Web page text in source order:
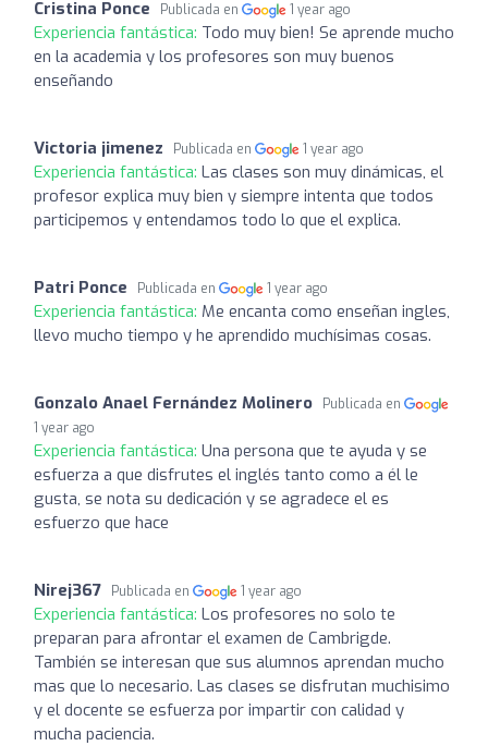
Cristina Ponce Publicada en 1 year ago
Experiencia fantástica: Todo muy bien! Se aprende mucho
en la academia y los profesores son muy buenos
enseñando
Victoria jimenez Publicada en 1 year ago
Experiencia fantástica: Las clases son muy dinámicas, el
profesor explica muy bien y siempre intenta que todos
participemos y entendamos todo lo que el explica.
Patri Ponce Publicada en 1 year ago
Experiencia fantástica: Me encanta como enseñan ingles,
llevo mucho tiempo y he aprendido muchísimas cosas.
Gonzalo Anael Fernández Molinero
Publicada en
1 year ago
Experiencia fantástica: Una persona que te ayuda y se
esfuerza a que disfrutes el inglés tanto como a él le
gusta, se nota su dedicación y se agradece el es
esfuerzo que hace
Nirej367 Publicada en 1 year ago
Experiencia fantástica: Los profesores no solo te
preparan para afrontar el examen de Cambrigde.
También se interesan que sus alumnos aprendan mucho
mas que lo necesario. Las clases se disfrutan muchisimo
y el docente se esfuerza por impartir con calidad y
mucha paciencia.